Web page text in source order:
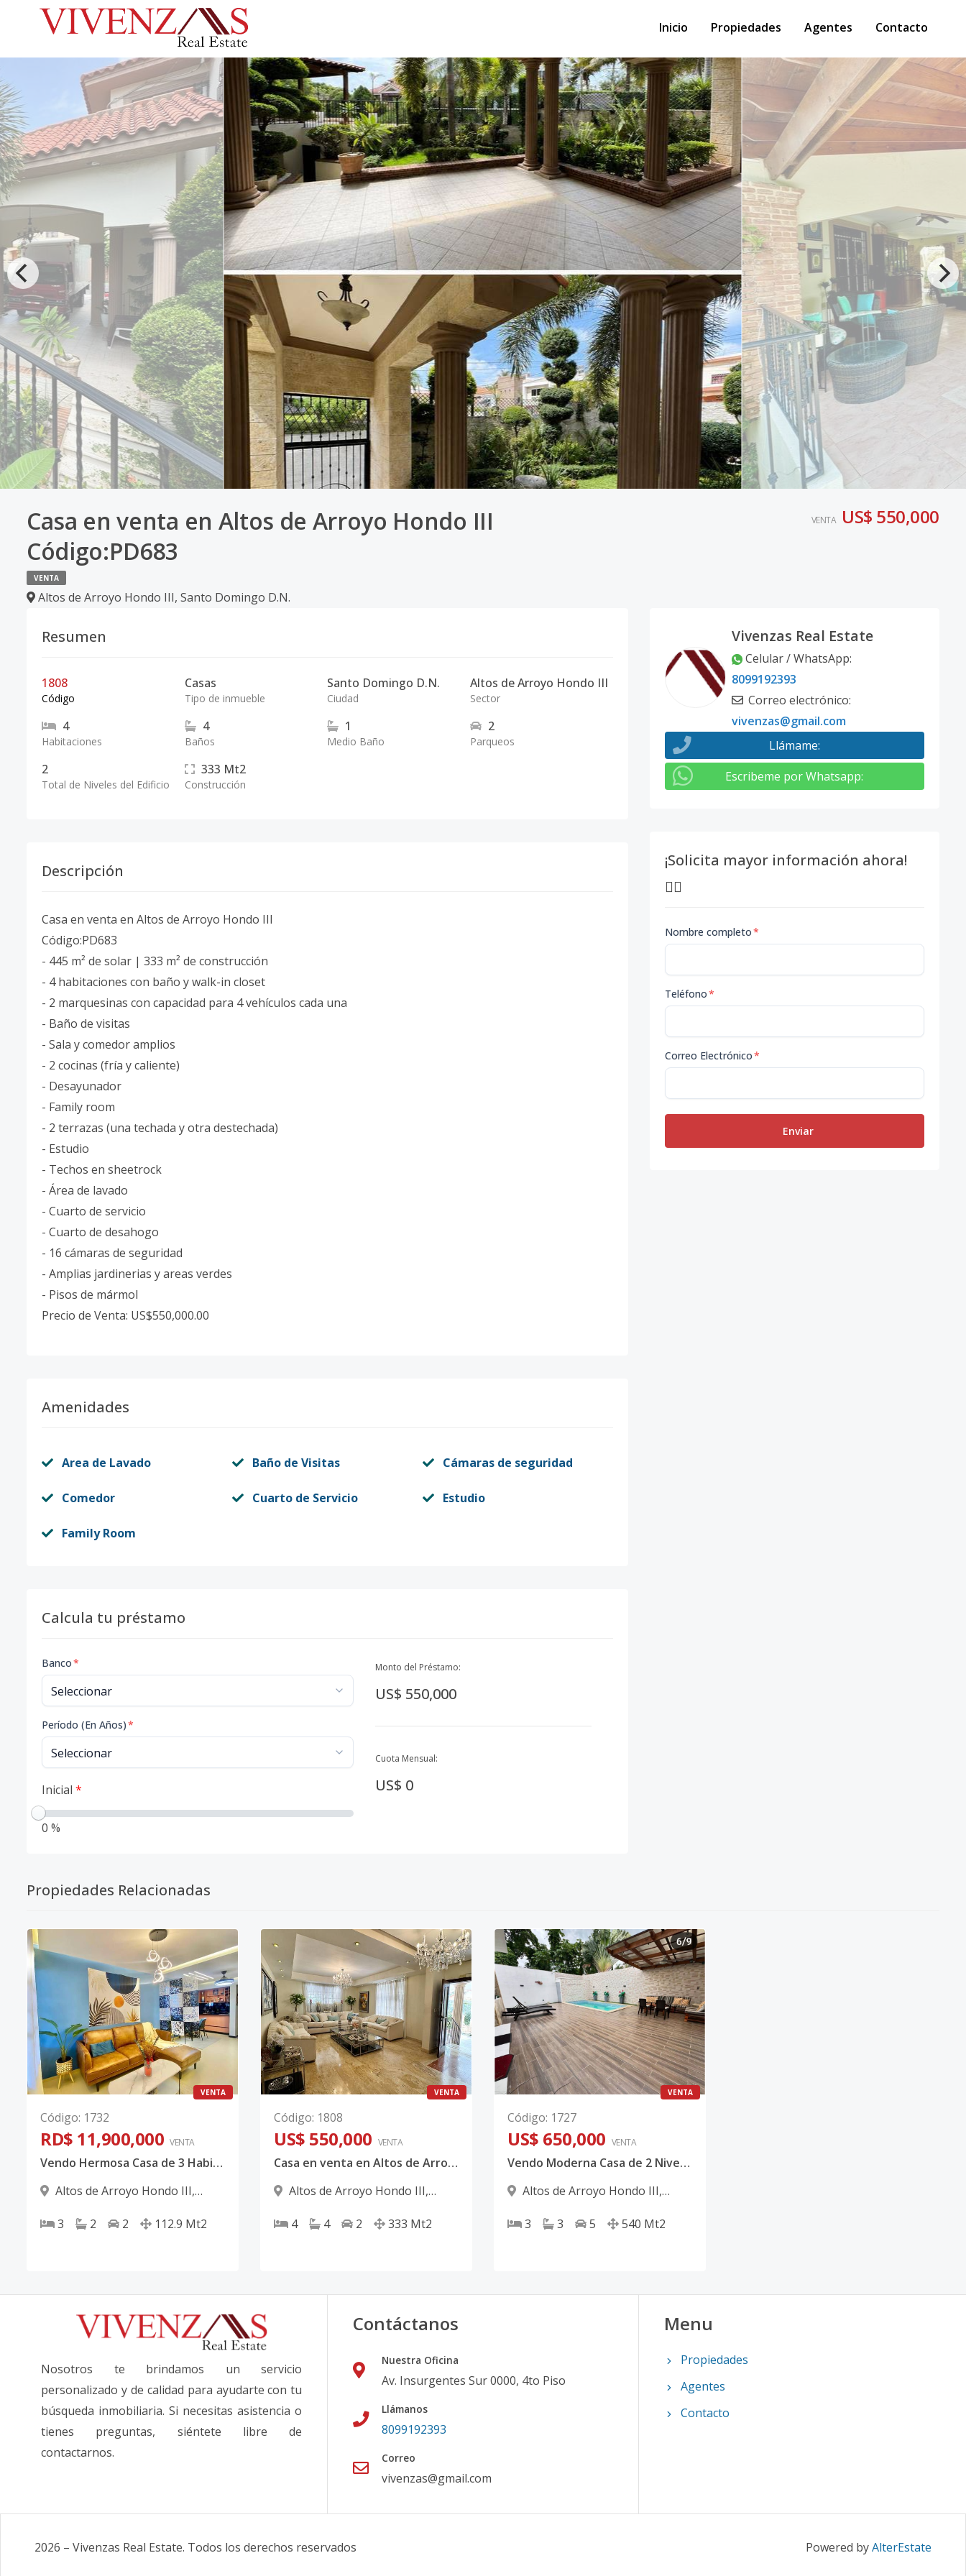
Inicio Propiedades Agentes Contacto
Casa en venta en Altos de Arroyo Hondo III
Código:PD683
VENTA
Altos de Arroyo Hondo III, Santo Domingo D.N.
VENTA US$ 550,000
Resumen
1808
Código
Casas
Tipo de inmueble
Santo Domingo D.N.
Ciudad
Altos de Arroyo Hondo III
Sector
4
Habitaciones
4
Baños
1
Medio Baño
2
Parqueos
2
Total de Niveles del Edificio
333 Mt2
Construcción
Descripción
Casa en venta en Altos de Arroyo Hondo III
Código:PD683
- 445 m² de solar | 333 m² de construcción
- 4 habitaciones con baño y walk-in closet
- 2 marquesinas con capacidad para 4 vehículos cada una
- Baño de visitas
- Sala y comedor amplios
- 2 cocinas (fría y caliente)
- Desayunador
- Family room
- 2 terrazas (una techada y otra destechada)
- Estudio
- Techos en sheetrock
- Área de lavado
- Cuarto de servicio
- Cuarto de desahogo
- 16 cámaras de seguridad
- Amplias jardinerias y areas verdes
- Pisos de mármol
Precio de Venta: US$550,000.00
Amenidades
Area de Lavado Baño de Visitas Cámaras de seguridad
Comedor Cuarto de Servicio Estudio
Family Room
Calcula tu préstamo
Banco*
Período (En Años)*
Inicial *
0 %
Monto del Préstamo:
US$ 550,000
Cuota Mensual:
US$ 0
Vivenzas Real Estate
Celular / WhatsApp:
8099192393
Correo electrónico:
vivenzas@gmail.com
Llámame:
Escribeme por Whatsapp:
¡Solicita mayor información ahora!
👇🏽
Nombre completo*
Teléfono*
Correo Electrónico*
Enviar
Propiedades Relacionadas
VENTA
Código: 1732
RD$ 11,900,000 VENTA
Vendo Hermosa Casa de 3 Habitaciones en Residencial Cerrado, Altos de Arroyo Hondo III Código: PD607
Altos de Arroyo Hondo III,
3
2 2 112.9 Mt2
VENTA
Código: 1808
US$ 550,000 VENTA
Casa en venta en Altos de Arroyo Hondo III Código:PD683
Altos de Arroyo Hondo III,
4
4 2 333 Mt2
VENTA
Código: 1727
US$ 650,000 VENTA
Vendo Moderna Casa de 2 Niveles en Arroyo Hondo III Código: PD602
Altos de Arroyo Hondo III,
3
3 5 540 Mt2
Nosotros te brindamos un servicio
personalizado y de calidad para ayudarte con tu
búsqueda inmobiliaria. Si necesitas asistencia o
tienes preguntas, siéntete libre de
contactarnos.
Contáctanos
Nuestra Oficina
Av. Insurgentes Sur 0000, 4to Piso
Llámanos
8099192393
Correo
vivenzas@gmail.com
Menu
Propiedades
Agentes
Contacto
2026 – Vivenzas Real Estate. Todos los derechos reservados Powered byAlterEstate